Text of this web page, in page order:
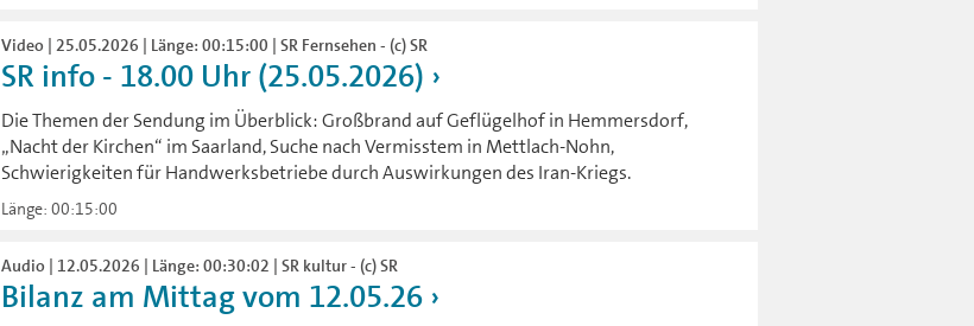
Video | 25.05.2026 | Länge: 00:15:00 | SR Fernsehen - (c) SR
SR info - 18.00 Uhr (25.05.2026)
Die Themen der Sendung im Überblick: Großbrand auf Geflügelhof in Hemmersdorf,
„Nacht der Kirchen“ im Saarland, Suche nach Vermisstem in Mettlach-Nohn,
Schwierigkeiten für Handwerksbetriebe durch Auswirkungen des Iran-Kriegs.
Länge: 00:15:00
Audio | 12.05.2026 | Länge: 00:30:02 | SR kultur - (c) SR
Bilanz am Mittag vom 12.05.26